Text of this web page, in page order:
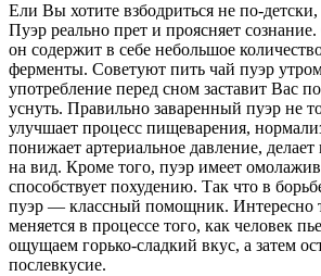
Ели Вы хотите взбодриться не по-
Пуэр реально прет и проясняет
он содержит в себе небольшое
ферменты. Советуют пить чай пуэр
употребление перед сном заставит Вас
уснуть. Правильно заваренный пуэр не
улучшает процесс пищеварения,
понижает артериальное давление,
на вид. Кроме того, пуэр имеет
способствует похудению. Так что в
пуэр — классный помощник. Интересно
меняется в процессе того, как человек
ощущаем горько-сладкий вкус, а затем
послевкусие.